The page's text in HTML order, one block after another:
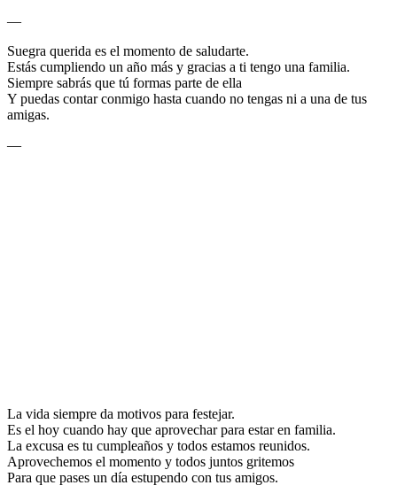
—
Suegra querida es el momento de saludarte.
Estás cumpliendo un año más y gracias a ti tengo una familia.
Siempre sabrás que tú formas parte de ella
Y puedas contar conmigo hasta cuando no tengas ni a una de tus
amigas.
—
La vida siempre da motivos para festejar.
Es el hoy cuando hay que aprovechar para estar en familia.
La excusa es tu cumpleaños y todos estamos reunidos.
Aprovechemos el momento y todos juntos gritemos
Para que pases un día estupendo con tus amigos.